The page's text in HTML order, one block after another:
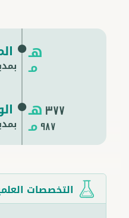
هـ
مـ
هـ 377
مـ 987
التخصصات